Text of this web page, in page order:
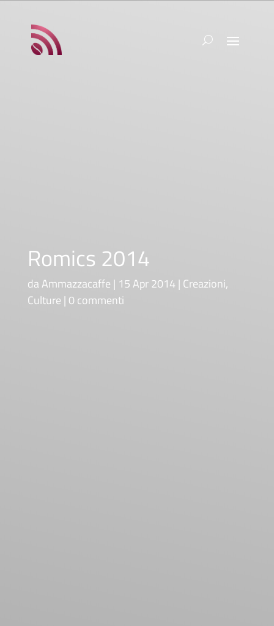
Romics 2014
daAmmazzacaffe 15 Apr 2014 Creazioni,
Culture 0 commenti